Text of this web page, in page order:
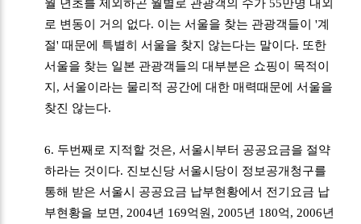
월 년초를 제외하곤 월별로 관광객의 수가 55만명 내외
로 변동이 거의 없다. 이는 서울을 찾는 관광객들이 '계
절' 때문에 특별히 서울을 찾지 않는다는 말이다. 또한
서울을 찾는 일본 관광객들의 대부분은 쇼핑이 목적이
지, 서울이라는 물리적 공간에 대한 매력때문에 서울을
찾진 않는다.
6. 두번째로 지적할 것은, 서울시부터 공공요금을 절약
하라는 것이다. 진보신당 서울시당이 정보공개청구를
통해 받은 서울시 공공요금 납부현황에서 전기요금 납
부현황을 보면, 2004년 169억원, 2005년 180억, 2006년